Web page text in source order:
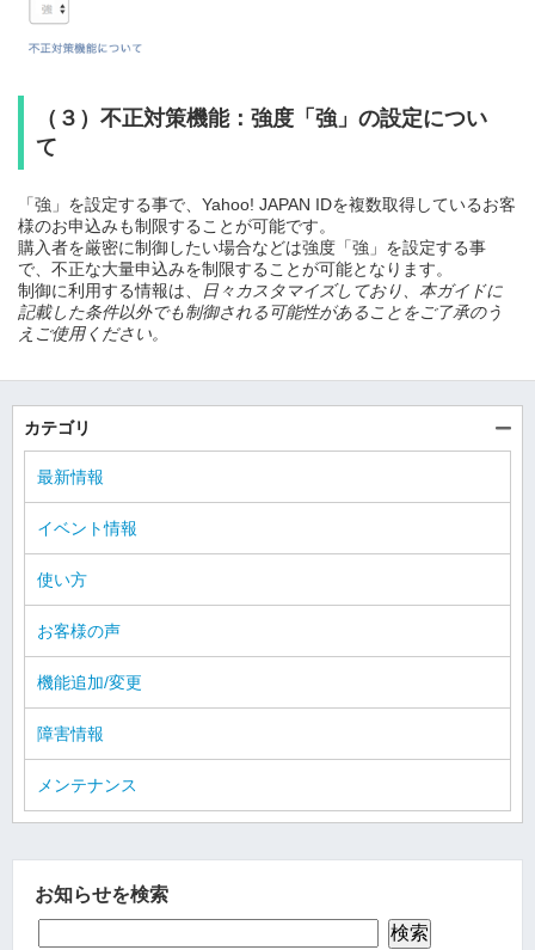
（３）不正対策機能：強度「強」の設定につい
て
「強」を設定する事で、Yahoo! JAPAN IDを複数取得しているお客
様のお申込みも制限することが可能です。
購入者を厳密に制御したい場合などは強度「強」を設定する事
で、不正な大量申込みを制限することが可能となります。
制御に利用する情報は、
日々カスタマイズしており、本ガイドに
記載した条件以外でも制御される可能性があることをご了承のう
えご使用ください。
カテゴリ
最新情報
イベント情報
使い方
お客様の声
機能追加/変更
障害情報
メンテナンス
お知らせを検索